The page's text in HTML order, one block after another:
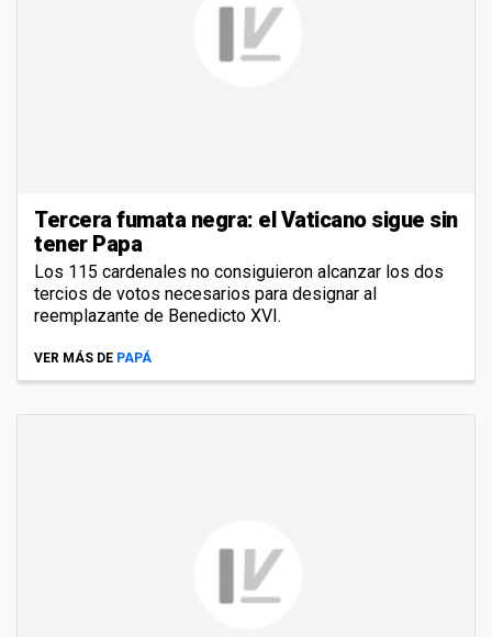
Tercera fumata negra: el Vaticano sigue sin
tener Papa
Los 115 cardenales no consiguieron alcanzar los dos
tercios de votos necesarios para designar al
reemplazante de Benedicto XVI.
VER MÁS DE PAPÁ